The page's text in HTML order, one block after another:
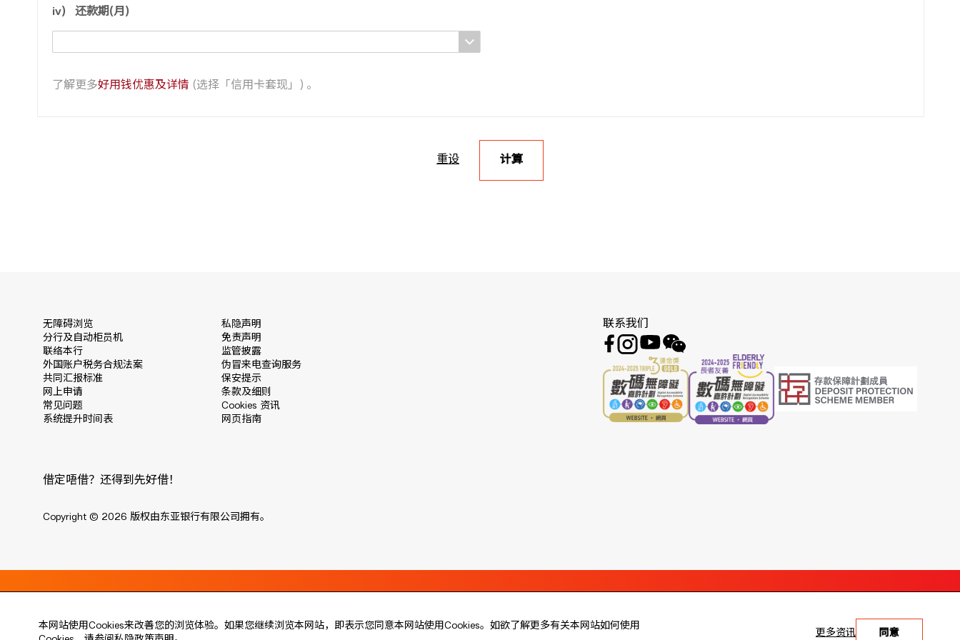
iv) 还款期(月)
了解更多好用钱优惠及详情 (选择「信用卡套现」) 。
重设 计算
本网站使用Cookies来改善您的浏览体验。如果您继续浏览本网站，即表示您同意本网站使用Cookies。如欲了解更多有关本网站如何使用
同意
更多资讯
无障碍浏览
分行及自动柜员机
联络本行
外国账户税务合规法案
共同汇报标准
网上申请
常见问题
系统提升时间表
私隐声明
免责声明
监管披露
伪冒来电查询服务
保安提示
条款及细则
Cookies 资讯
网页指南
联系我们
借定唔借？还得到先好借！
Copyright © 2026 版权由东亚银行有限公司拥有。
活出每刻